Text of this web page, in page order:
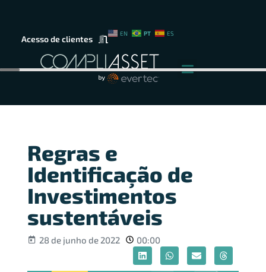
Acesso de clientes
EN PT ES
Regras e
Identificação de
Investimentos
sustentáveis
28 de junho de 2022 00:00